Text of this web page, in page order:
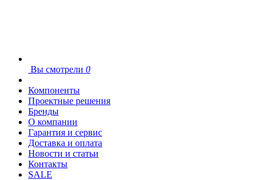
Вы смотрели 0
Компоненты
Проектные решения
Бренды
О компании
Гарантия и сервис
Доставка и оплата
Новости и статьи
Контакты
SALE